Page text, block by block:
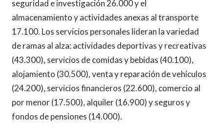
seguridad e investigación 26.000 y el
almacenamiento y actividades anexas al transporte
17.100. Los servicios personales lideran la variedad
de ramas al alza: actividades deportivas y recreativas
(43.300), servicios de comidas y bebidas (40.100),
alojamiento (30.500), venta y reparación de vehículos
(24.200), servicios financieros (22.600), comercio al
por menor (17.500), alquiler (16.900) y seguros y
fondos de pensiones (14.000).